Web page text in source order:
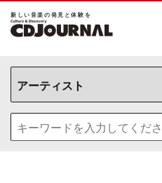
新しい⾳楽の発⾒と体験を